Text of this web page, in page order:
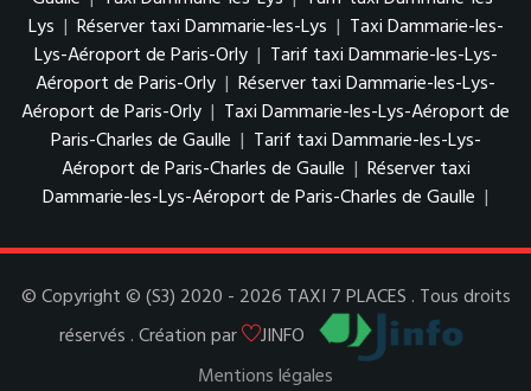
Lys | Réserver taxi Dammarie-les-Lys | Taxi Dammarie-les-
Lys-Aéroport de Paris-Orly | Tarif taxi Dammarie-les-Lys-
Aéroport de Paris-Orly | Réserver taxi Dammarie-les-Lys-
Aéroport de Paris-Orly | Taxi Dammarie-les-Lys-Aéroport de
Paris-Charles de Gaulle | Tarif taxi Dammarie-les-Lys-
Aéroport de Paris-Charles de Gaulle | Réserver taxi
Dammarie-les-Lys-Aéroport de Paris-Charles de Gaulle |
© Copyright © (S3) 2020 - 2026 TAXI 7 PLACES . Tous droits
réservés . Création par
JINFO
Mentions légales